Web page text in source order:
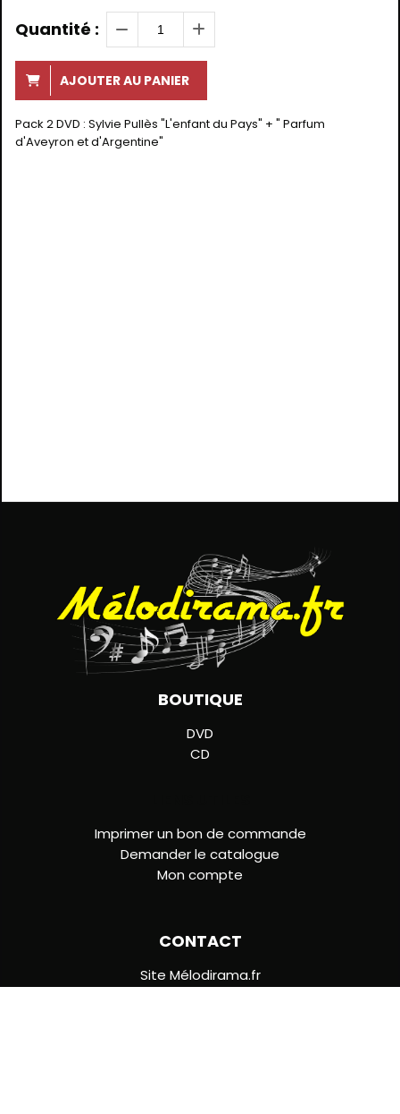
Quantité :
AJOUTER AU PANIER
Pack 2 DVD : Sylvie Pullès "L'enfant du Pays" + " Parfum
d'Aveyron et d'Argentine"
BOUTIQUE
DVD
CD
Imprimer un bon de commande
Demander le catalogue
Mon compte
CONTACT
Site Mélodirama.fr